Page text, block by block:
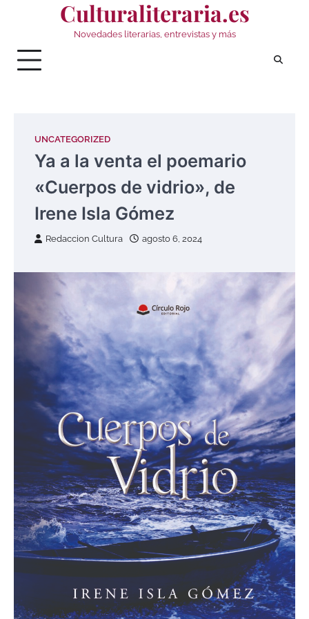
Culturaliteraria.es
Novedades literarias, entrevistas y más
UNCATEGORIZED
Ya a la venta el poemario
«Cuerpos de vidrio», de
Irene Isla Gómez
Redaccion Cultura agosto 6, 2024